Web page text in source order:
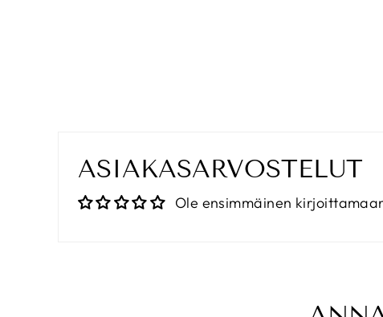
ASIAKASARVOSTELUT
Ole ensimmäinen